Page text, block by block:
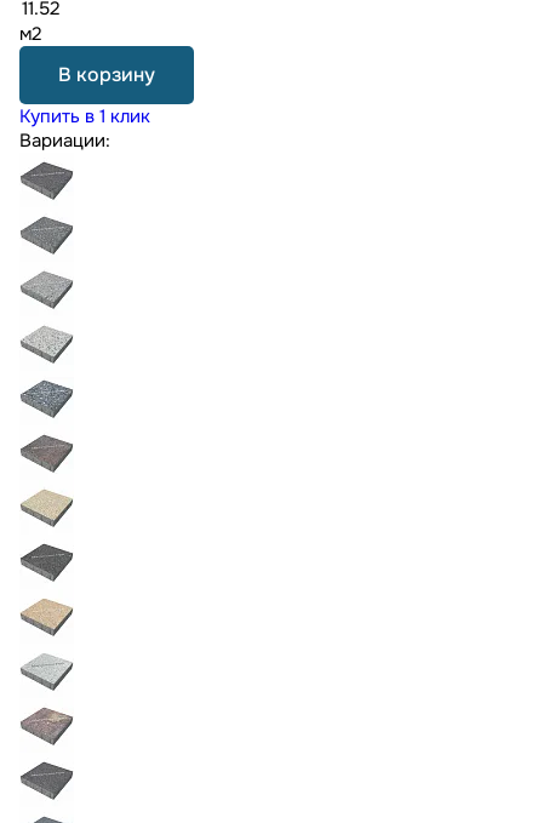
м2
В корзину
Купить в 1 клик
Вариации: